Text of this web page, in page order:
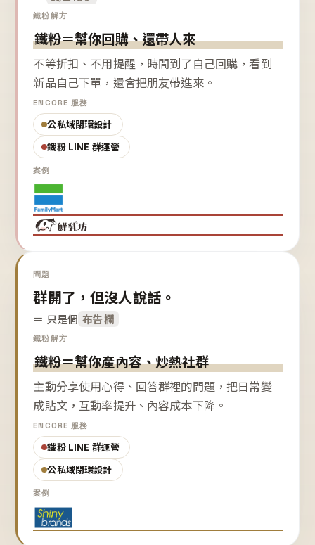
鐵粉解方
鐵粉＝幫你回購、還帶人來
不等折扣、不用提醒，時間到了自己回購，看到
新品自己下單，還會把朋友帶進來。
ENCORE 服務
公私域閉環設計
鐵粉 LINE 群運營
案例
問題
群開了，但沒人說話。
＝ 只是個 布告欄
鐵粉解方
鐵粉＝幫你產內容、炒熱社群
主動分享使用心得、回答群裡的問題，把日常變
成貼文，互動率提升、內容成本下降。
ENCORE 服務
鐵粉 LINE 群運營
公私域閉環設計
案例